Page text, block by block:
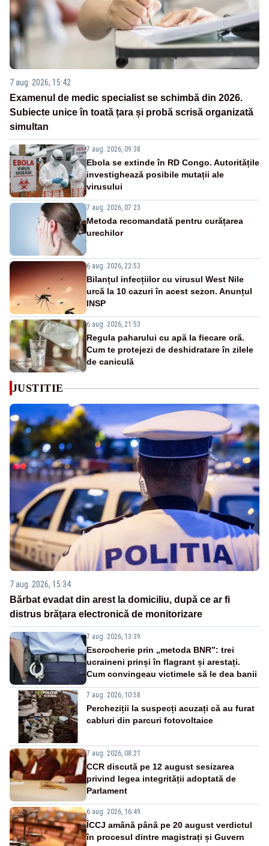
7 aug. 2026, 15:42
Examenul de medic specialist se schimbă din 2026.
Subiecte unice în toată țara și probă scrisă organizată
simultan
7 aug. 2026, 09:38
Ebola se extinde în RD Congo. Autoritățile
investighează posibile mutații ale
virusului
7 aug. 2026, 07:23
Metoda recomandată pentru curățarea
urechilor
6 aug. 2026, 22:53
Bilanțul infecțiilor cu virusul West Nile
urcă la 10 cazuri în acest sezon. Anunțul
INSP
6 aug. 2026, 21:53
Regula paharului cu apă la fiecare oră.
Cum te protejezi de deshidratare în zilele
de caniculă
JUSTITIE
7 aug. 2026, 15:34
Bărbat evadat din arest la domiciliu, după ce ar fi
distrus brățara electronică de monitorizare
7 aug. 2026, 13:39
Escrocherie prin „metoda BNR”: trei
ucraineni prinși în flagrant și arestați.
Cum convingeau victimele să le dea banii
7 aug. 2026, 10:58
Percheziții la suspecți acuzați că au furat
cabluri din parcuri fotovoltaice
7 aug. 2026, 08:21
CCR discută pe 12 august sesizarea
privind legea integrității adoptată de
Parlament
6 aug. 2026, 16:49
ÎCCJ amână până pe 20 august verdictul
în procesul dintre magistrați și Guvern